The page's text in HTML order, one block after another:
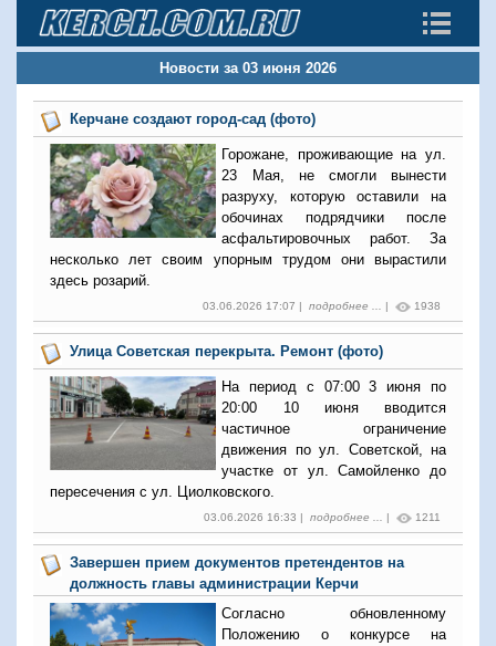
Новости за 03 июня 2026
Керчане создают город-сад (фото)
Горожане, проживающие на ул.
23 Мая, не смогли вынести
разруху, которую оставили на
обочинах подрядчики после
асфальтировочных работ. За
несколько лет своим упорным трудом они вырастили
здесь розарий.
03.06.2026 17:07 | подробнее ... | 1938
Улица Советская перекрыта. Ремонт (фото)
На период с 07:00 3 июня по
20:00 10 июня вводится
частичное ограничение
движения по ул. Советской, на
участке от ул. Самойленко до
пересечения с ул. Циолковского.
03.06.2026 16:33 | подробнее ... | 1211
Завершен прием документов претендентов на
должность главы администрации Керчи
Согласно обновленному
Положению о конкурсе на